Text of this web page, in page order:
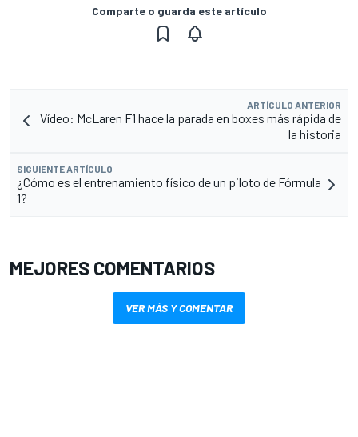
Comparte o guarda este artículo
ARTÍCULO ANTERIOR
Vídeo: McLaren F1 hace la parada en boxes más rápida de
la historia
SIGUIENTE ARTÍCULO
¿Cómo es el entrenamiento físico de un piloto de Fórmula
1?
MEJORES COMENTARIOS
VER MÁS Y COMENTAR